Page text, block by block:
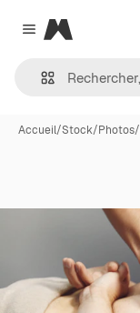
Close menu
Magnific
Accueil/Stock/Photos/